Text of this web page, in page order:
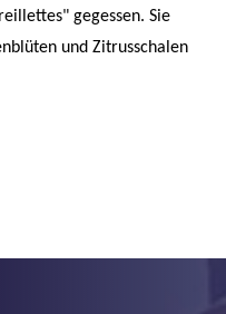
gegessen. Sie
und Zitrusschalen